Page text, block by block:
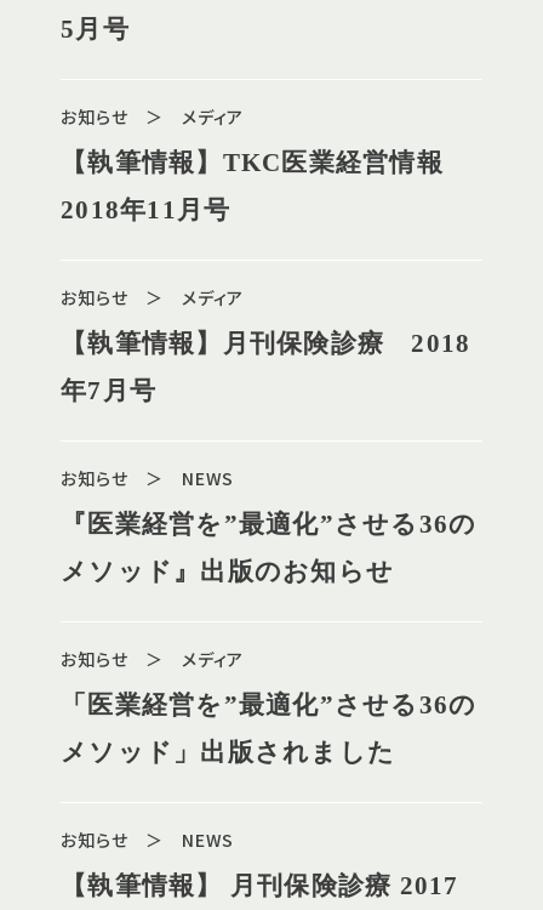
5月号
お知らせ ＞ メディア
【執筆情報】TKC医業経営情報
2018年11月号
お知らせ ＞ メディア
【執筆情報】月刊保険診療 2018
年7月号
お知らせ ＞ NEWS
『医業経営を”最適化”させる36の
メソッド』出版のお知らせ
お知らせ ＞ メディア
「医業経営を”最適化”させる36の
メソッド」出版されました
お知らせ ＞ NEWS
【執筆情報】 月刊保険診療 2017